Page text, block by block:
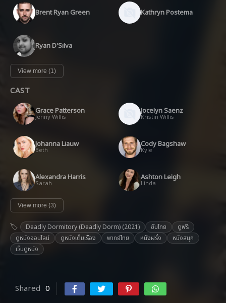
Brent Ryan Green Kathryn Postema
Ryan D'Silva
View more (1)
CAST
Grace Patterson
Jenny Willis
Jocelyn Saenz
Kristin Willis
Johanna Liauw
Beth
Cody Bagshaw
Kyle
Alexandra Harris
Sarah
Ashton Leigh
Linda
View more (3)
Deadly Dormitory (Deadly Dorm) (2021) ซับไทย
ดูฟรี
ดูหนังออนไลน์
ดูหนังเต็มเรื่อง พากย์ไทย หนังฝรั่ง
หนังสนุก
เว็บดูหนัง
Shared 0